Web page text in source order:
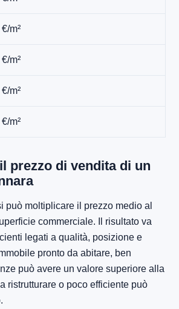
m²
m²
m²
m²
prezzo di vendita di un
può moltiplicare il prezzo medio al
commerciale. Il risultato va
legati a qualità, posizione e
pronto da abitare, ben
può avere un valore superiore alla
ristrutturare o poco efficiente può